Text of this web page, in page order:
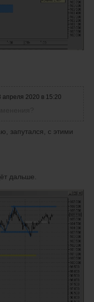
апреля 2020 в 15:20
запутался, с этими
дальше.